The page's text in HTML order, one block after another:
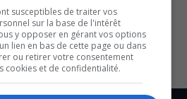
NOTRE ÉCONOMIE
susceptibles de traiter vos
sur la base de l'intérêt
y opposer en gérant vos options
lien en bas de cette page ou dans
ou retirer votre consentement
cookies et de confidentialité.